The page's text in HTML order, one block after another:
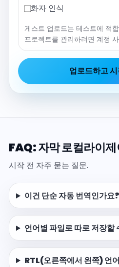
화자 인식
게스트 업로드는 테스트에 적
프로젝트를 관리하려면 계정
업로드하고
FAQ: 자막 로컬라이
시작 전 자주 묻는 질문.
이건 단순 자동 번역인가요?
언어별 파일로 따로 저장할
RTL(오른쪽에서 왼쪽) 언